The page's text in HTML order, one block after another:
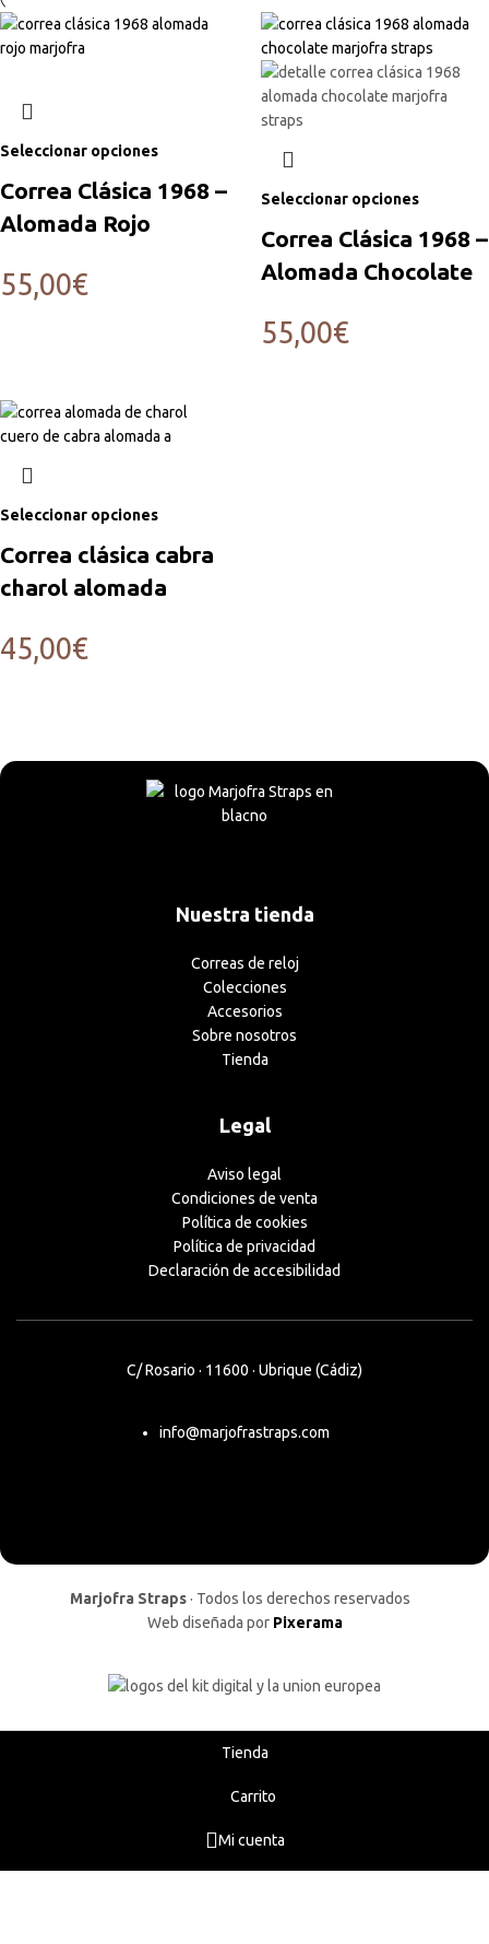
Seleccionar opciones
Correa Clásica 1968 –
Alomada Rojo
55,00€
Seleccionar opciones
Correa Clásica 1968 –
Alomada Chocolate
55,00€
Seleccionar opciones
Correa clásica cabra
charol alomada
45,00€
Nuestra tienda
Correas de reloj
Colecciones
Accesorios
Sobre nosotros
Tienda
Legal
Aviso legal
Condiciones de venta
Política de cookies
Política de privacidad
Declaración de accesibilidad
C/ Rosario · 11600 · Ubrique (Cádiz)
info@marjofrastraps.com
Marjofra Straps · Todos los derechos reservados
Web diseñada por Pixerama
Tienda
Carrito
Mi cuenta